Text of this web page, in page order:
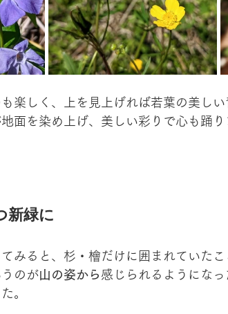
楽しく、上を見上げれば若葉の美し
面を染め上げ、美しい彩りで心も踊り
新緑に
みると、杉・檜だけに囲まれていた
うのが山の姿から 感じられるようにな
。